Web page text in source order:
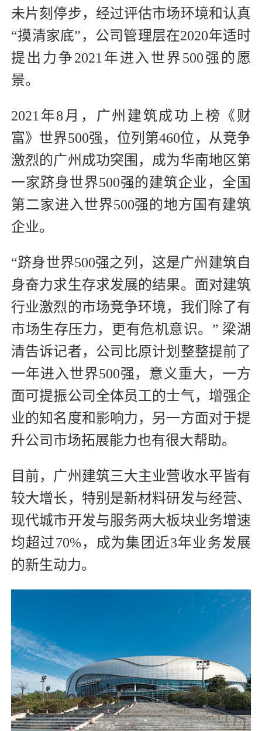
未片刻停步，经过评估市场环境和认真
“摸清家底”，公司管理层在2020年适时
提出力争2021年进入世界500强的愿
景。
2021年8月，广州建筑成功上榜《财
富》世界500强，位列第460位，从竞争
激烈的广州成功突围，成为华南地区第
一家跻身世界500强的建筑企业，全国
第二家进入世界500强的地方国有建筑
企业。
“跻身世界500强之列，这是广州建筑自
身奋力求生存求发展的结果。面对建筑
行业激烈的市场竞争环境，我们除了有
市场生存压力，更有危机意识。” 梁湖
清告诉记者，公司比原计划整整提前了
一年进入世界500强，意义重大，一方
面可提振公司全体员工的士气，增强企
业的知名度和影响力，另一方面对于提
升公司市场拓展能力也有很大帮助。
目前，广州建筑三大主业营收水平皆有
较大增长，特别是新材料研发与经营、
现代城市开发与服务两大板块业务增速
均超过70%，成为集团近3年业务发展
的新生动力。